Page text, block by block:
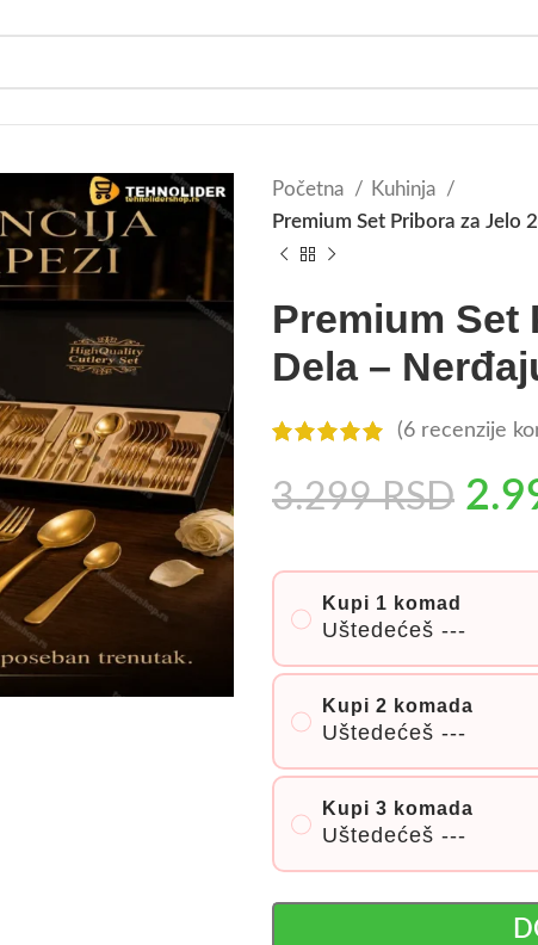
Početna
Kuhinja
Premium Set Pribora za Jelo
Premium Set
Dela –
(6 recenzije
3.299RSD
Kupi 1 komad
Uštedećeš ---
Kupi 2 komada
Uštedećeš ---
Kupi 3 komada
Uštedećeš ---